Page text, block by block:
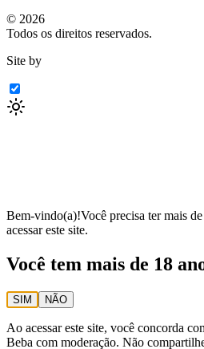
© 2026
Todos os direitos reservados.
Site by
Bem-vindo(a)!Você precisa ter mais
acessar este site.
Você tem mais de 18
SIM NÃO
Ao acessar este site, você concorda
Beba com moderação. Não